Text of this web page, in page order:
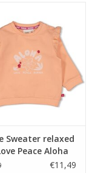
Sweater relaxed
Peace Aloha
€11,49